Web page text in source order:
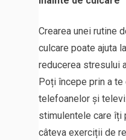
Crearea unei rutine
culcare poate ajuta
reducerea stresului
Poți începe prin a
telefoanelor și
stimulentele care îți
câteva exerciții de